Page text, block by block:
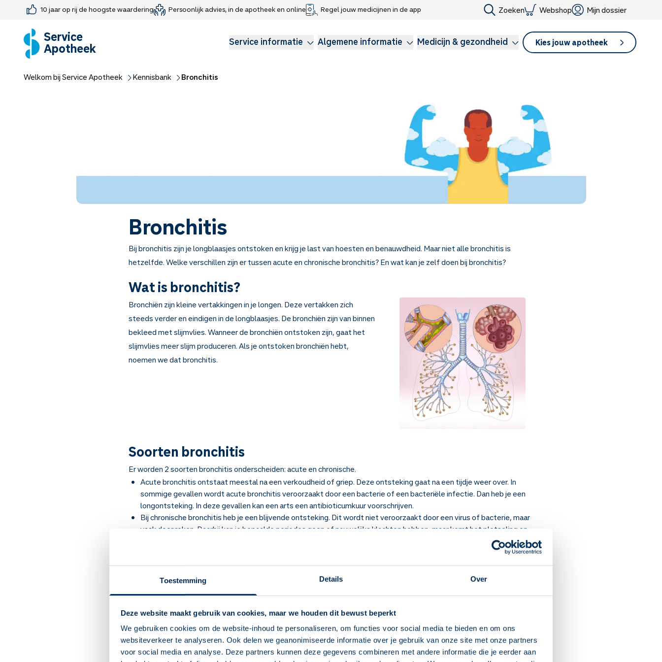
Toestemming Details Over
Deze website maakt gebruik van cookies, maar we houden dit bewust beperkt
We gebruiken cookies om de website-inhoud te personaliseren, om functies voor social media te bieden en om ons
websiteverkeer te analyseren. Ook delen we geanonimiseerde informatie over je gebruik van onze site met onze partners
voor social media en analyse. Deze partners kunnen deze gegevens combineren met andere informatie die je eerder aan
Deze Service Apotheek staat nu ingesteld als
jouw apotheek
10 jaar op rij de hoogste waardering Persoonlijk advies, in de apotheek en online Regel jouw medicijnen in de app Zoeken Webshop Mijn dossier
Service
Apotheek Service informatie Algemene informatie Medicijn & gezondheid Kies jouw apotheek
Farmaceutisch consult
Medicijn-APK
Webshop
Jouw medische gegevens delen
Klachtenregeling
Medicijnen voor kinderen
Longzorg
Welkom bij Service Apotheek Kennisbank Bronchitis
Bronchitis
Bij bronchitis zijn je longblaasjes ontstoken en krijg je last van hoesten en benauwdheid. Maar niet alle bronchitis is
hetzelfde. Welke verschillen zijn er tussen acute en chronische bronchitis? En wat kan je zelf doen bij bronchitis?
Wat is bronchitis?
Bronchiën zijn kleine vertakkingen in je longen. Deze vertakken zich
steeds verder en eindigen in de longblaasjes. De bronchiën zijn van binnen
bekleed met slijmvlies. Wanneer de bronchiën ontstoken zijn, gaat het
slijmvlies meer slijm produceren. Als je ontstoken bronchiën hebt,
noemen we dat bronchitis.
Soorten bronchitis
Er worden 2 soorten bronchitis onderscheiden: acute en chronische.
Acute bronchitis ontstaat meestal na een verkoudheid of griep. Deze ontsteking gaat na een tijdje weer over. In
sommige gevallen wordt acute bronchitis veroorzaakt door een bacterie of een bacteriële infectie. Dan heb je een
longontsteking. In deze gevallen kan een arts een antibioticumkuur voorschrijven.
Bij chronische bronchitis heb je een blijvende ontsteking. Dit wordt niet veroorzaakt door een virus of bacterie, maar
vaak door roken. Daarbij kan je bepaalde periodes geen of nauwelijks klachten hebben, maar komt het plotseling en
COPD.
Symptomen van bronchitis
De klachten bij acute en chronische bronchitis zijn gelijk, met enkele belangrijke verschillen. Bij acute bronchitis duren de
terugkomen of zelfs blijven. Bij chronische bronchitis kunnen de symptomen ook leiden tot vermindering van spierkracht
en gewichtsverandering. Bij acute bronchitis komt dit niet voor.
De belangrijkste symptomen zijn:
Hoesten, vaak met slijmproductie;